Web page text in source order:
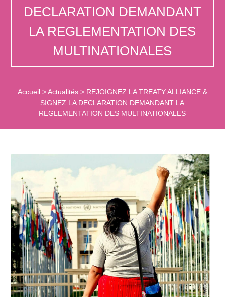
DECLARATION DEMANDANT
LA REGLEMENTATION DES
MULTINATIONALES
Accueil>Actualités> REJOIGNEZ LA TREATY ALLIANCE &
SIGNEZ LA DECLARATION DEMANDANT LA
REGLEMENTATION DES MULTINATIONALES